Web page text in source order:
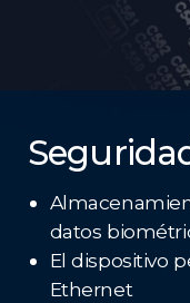
datos
El dispositivo
Ethernet